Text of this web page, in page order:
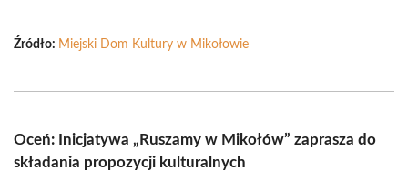
Źródło: Miejski Dom Kultury w Mikołowie
Oceń: Inicjatywa „Ruszamy w Mikołów” zaprasza do
składania propozycji kulturalnych